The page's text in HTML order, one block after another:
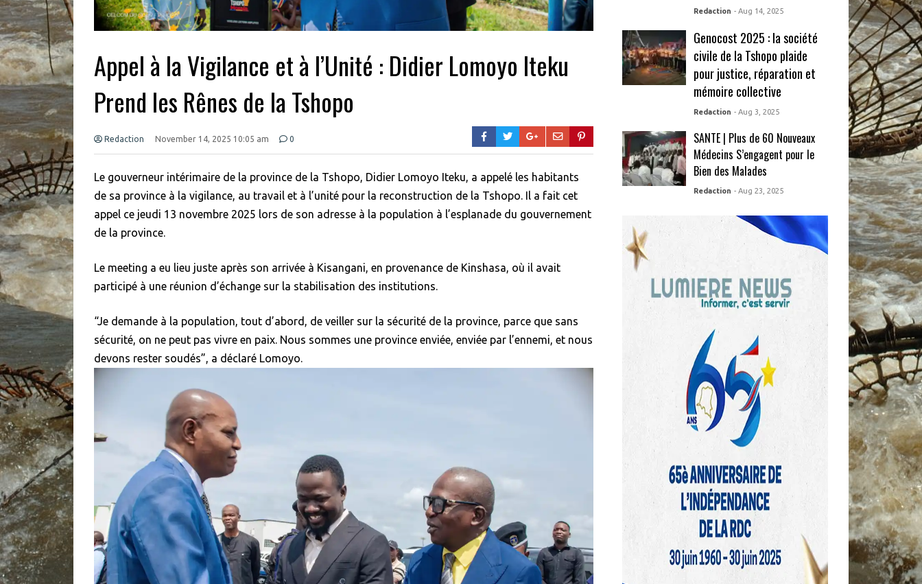
Appel à la Vigilance et à l’Unité : Didier Lomoyo Iteku
Prend les Rênes de la Tshopo
Redaction November 14, 2025 10:05 am 0
Le gouverneur intérimaire de la province de la Tshopo, Didier Lomoyo Iteku, a appelé les habitants
de sa province à la vigilance, au travail et à l’unité pour la reconstruction de la Tshopo. Il a fait cet
appel ce jeudi 13 novembre 2025 lors de son adresse à la population à l’esplanade du gouvernement
de la province.
Le meeting a eu lieu juste après son arrivée à Kisangani, en provenance de Kinshasa, où il avait
participé à une réunion d’échange sur la stabilisation des institutions.
“Je demande à la population, tout d’abord, de veiller sur la sécurité de la province, parce que sans
sécurité, on ne peut pas vivre en paix. Nous sommes une province enviée, enviée par l’ennemi, et nous
devons rester soudés”, a déclaré Lomoyo.
Redaction - Aug 14, 2025
Genocost 2025 : la société
civile de la Tshopo plaide
pour justice, réparation et
mémoire collective
Redaction - Aug 3, 2025
SANTE | Plus de 60 Nouveaux
Médecins S’engagent pour le
Bien des Malades
Redaction - Aug 23, 2025